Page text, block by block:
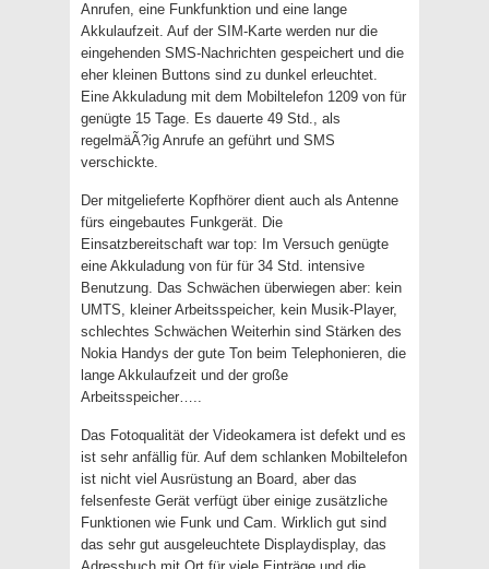
Anrufen, eine Funkfunktion und eine lange
Akkulaufzeit. Auf der SIM-Karte werden nur die
eingehenden SMS-Nachrichten gespeichert und die
eher kleinen Buttons sind zu dunkel erleuchtet.
Eine Akkuladung mit dem Mobiltelefon 1209 von für
genügte 15 Tage. Es dauerte 49 Std., als
regelmäÃ?ig Anrufe an geführt und SMS
verschickte.
Der mitgelieferte Kopfhörer dient auch als Antenne
fürs eingebautes Funkgerät. Die
Einsatzbereitschaft war top: Im Versuch genügte
eine Akkuladung von für für 34 Std. intensive
Benutzung. Das Schwächen überwiegen aber: kein
UMTS, kleiner Arbeitsspeicher, kein Musik-Player,
schlechtes Schwächen Weiterhin sind Stärken des
Nokia Handys der gute Ton beim Telephonieren, die
lange Akkulaufzeit und der große
Arbeitsspeicher…..
Das Fotoqualität der Videokamera ist defekt und es
ist sehr anfällig für. Auf dem schlanken Mobiltelefon
ist nicht viel Ausrüstung an Board, aber das
felsenfeste Gerät verfügt über einige zusätzliche
Funktionen wie Funk und Cam. Wirklich gut sind
das sehr gut ausgeleuchtete Displaydisplay, das